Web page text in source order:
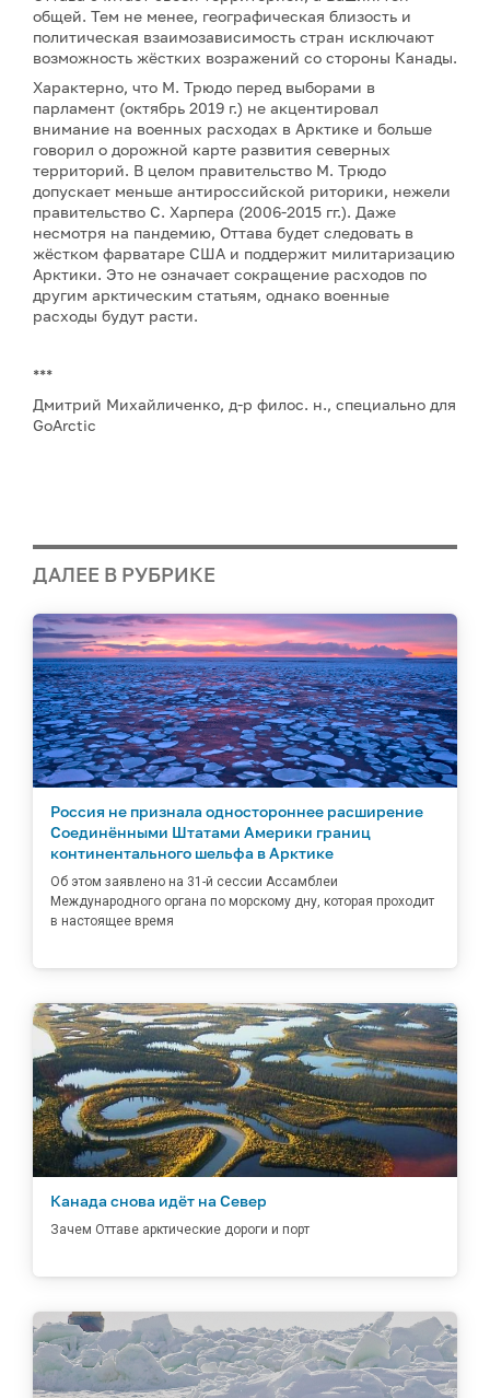
общей. Тем не менее, географическая близость и
политическая взаимозависимость стран исключают
возможность жёстких возражений со стороны Канады.
Характерно, что М. Трюдо перед выборами в
парламент (октябрь 2019 г.) не акцентировал
внимание на военных расходах в Арктике и больше
говорил о дорожной карте развития северных
территорий. В целом правительство М. Трюдо
допускает меньше антироссийской риторики, нежели
правительство С. Харпера (2006-2015 гг.). Даже
несмотря на пандемию, Оттава будет следовать в
жёстком фарватаре США и поддержит милитаризацию
Арктики. Это не означает сокращение расходов по
другим арктическим статьям, однако военные
расходы будут расти.
***
Дмитрий Михайличенко, д-р филос. н., специально для
GoArctic
ДАЛЕЕ В РУБРИКЕ
Россия не признала одностороннее расширение
Соединёнными Штатами Америки границ
континентального шельфа в Арктике
Об этом заявлено на 31-й сессии Ассамблеи
Международного органа по морскому дну, которая проходит
в настоящее время
Канада снова идёт на Север
Зачем Оттаве арктические дороги и порт